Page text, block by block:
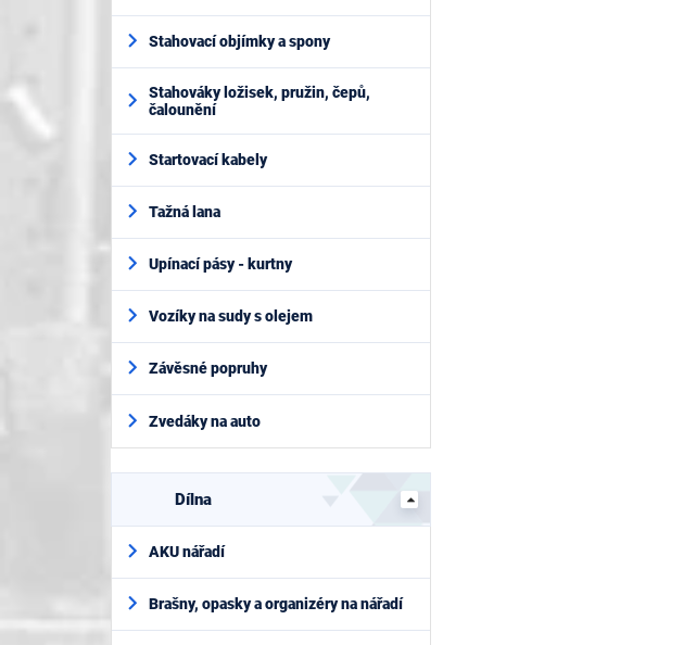
Stahovací objímky a spony
Stahováky ložisek, pružin, čepů,
čalounění
Startovací kabely
Tažná lana
Upínací pásy - kurtny
Vozíky na sudy s olejem
Závěsné popruhy
Zvedáky na auto
Dílna
AKU nářadí
Brašny, opasky a organizéry na nářadí